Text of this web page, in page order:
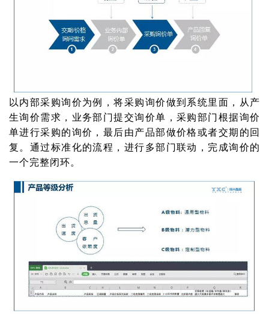
以内部采购询价为例，将采购询价做到系统里面，从产
生询价需求，业务部门提交询价单，采购部门根据询价
单进行采购的询价，最后由产品部做价格或者交期的回
复。通过标准化的流程，进行多部门联动，完成询价的
一个完整闭环。